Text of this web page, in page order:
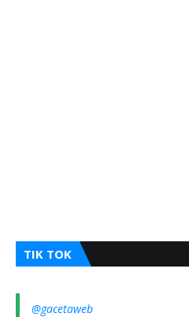
TIK TOK
@gacetaweb